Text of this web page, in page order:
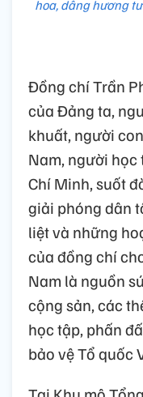
hoa, dâng hương
Đồng chí Trần
của Đảng ta,
khuất, người
Nam, người học
Chí Minh, suốt
giải phóng dân
liệt và những
của đồng chí
Nam là nguồn
cộng sản, các
học tập, phấn
bảo vệ Tổ quốc